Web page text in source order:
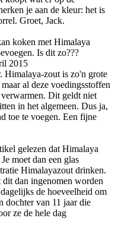
je aan de kleur: het is
Groet, Jack.
koken met Himalaya
Is dit zo???
2015
zout is zo'n grote
al deze voedingsstoffen
Dit geldt niet
in het algemeen. Dus ja,
toe te voegen. Een fijne
gelezen dat Himalaya
moet dan een glas
Himalayazout drinken.
dan ingenomen worden
de hoeveelheid om
dochter van 11 jaar die
ze de hele dag